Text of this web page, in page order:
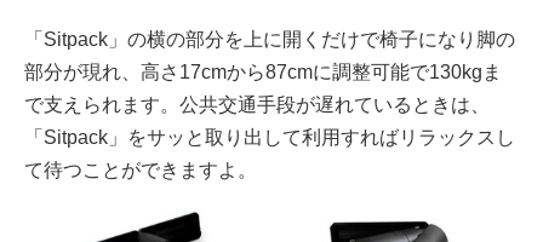
「Sitpack」の横の部分を上に開くだけで椅子になり脚の
部分が現れ、高さ17cmから87cmに調整可能で130kgま
で支えられます。公共交通手段が遅れているときは、
「Sitpack」をサッと取り出して利用すればリラックスし
て待つことができますよ。